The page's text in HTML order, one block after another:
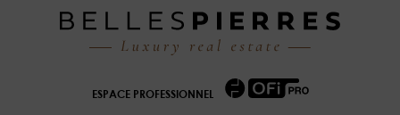
ESPACE PROFESSIONNEL